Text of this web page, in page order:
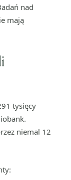
nad
mają
tysięcy
niemal 12